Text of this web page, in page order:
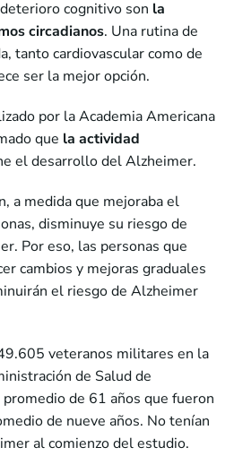
cognitivo son la
circadianos. Una rutina de
tanto cardiovascular como de
ser la mejor opción.
por la Academia Americana
que la actividad
el desarrollo del Alzheimer.
a medida que mejoraba el
disminuye su riesgo de
Por eso, las personas que
cambios y mejoras graduales
el riesgo de Alzheimer
veteranos militares en la
de Salud de
de 61 años que fueron
de nueve años. No tenían
al comienzo del estudio.